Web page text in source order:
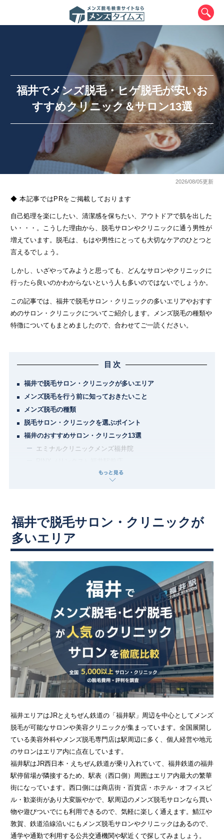
福井でメンズ脱毛・ヒゲ脱毛が安いお
すすめクリニック＆サロン13選
2026/08/05更新
◆ 本記事ではPRをご掲載しております
自己処理を楽にしたい、清潔感を保ちたい、アウトドアで肌を出した
い・・・。こうした理由から、脱毛サロンやクリニックに通う男性が
増えています。脱毛は、もはや男性にとっても大切なケアのひとつと
言えるでしょう。
しかし、いざやってみようと思っても、どんなサロンやクリニックに
行ったら良いのかわからないという人も多いのではないでしょうか。
この記事では、福井で脱毛サロン・クリニックの多いエリアやおすす
めのサロン・クリニックについてご紹介します。メンズ脱毛の種類や
特徴についてもまとめましたので、合わせてご一読ください。
目次
福井で脱毛サロン・クリニックが多いエリア
メンズ脱毛を行う前に知っておきたいこと
メンズ脱毛の種類
脱毛サロン・クリニックを選ぶポイント
福井のおすすめサロン・クリニック13選
エミナルクリニックメンズ福井院
MEN’S KARAT
光脱毛とワックス脱毛のお店 Banana（バナナ）
ビノス 福井店(VINOS)
Hair&Spa Nico
Men’ssalonfeelfree（メンズサロンフィールフリー）
MIMOZA（ミモザ）
よくある質問
アンケート調査の概要
周辺エリアのおすすめサロンまとめ
脱毛部位・種類で福井の脱毛サロンを探す
福井で脱毛サロン・クリニックが
多いエリア
福井エリアはJRとえちぜん鉄道の「福井駅」周辺を中心としてメンズ
脱毛が可能なサロンや美容クリニックが集まっています。全国展開し
ている美容外科やメンズ脱毛専門店は駅周辺に多く、個人経営や地元
のサロンはエリア内に点在しています。
福井駅はJR西日本・えちぜん鉄道が乗り入れていて、福井鉄道の福井
駅停留場が隣接するため、駅表（西口側）周囲はエリア内最大の繁華
街になっています。西口側には商店街・百貨店・ホテル・オフィスビ
ル・歓楽街があり大変賑やかで、駅周辺のメンズ脱毛サロンなら買い
物や遊びついでにも利用できるので、気軽に楽しく通えます。鯖江や
敦賀、鉄道沿線沿いにもメンズ脱毛サロンやクリニックはあるので、
通学や通勤で利用する公共交通機関や駅近くで探してみましょう。
エリアから最寄りサロンを探す
北海道・東北
宮城県
秋田県 山形県 福島県
関東
茨城県
東京都 神奈川県
中部
新潟県 富山県 石川県 福井県
滋賀県 京都府 大阪府
奈良県 三重県 和歌山県
山口県 徳島県 香川県 愛媛県
高知県
九州・沖縄
福岡県 佐賀県 長崎県 熊本県
大分県 宮崎県 鹿児島県 沖縄県